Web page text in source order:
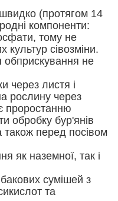
(протягом 14
компоненти:
тому не
сівозміни.
обприскування не
через листя і
рослину через
проростанню
обробку бур'янів
також перед посівом
як наземної, так і
сумішей з
та